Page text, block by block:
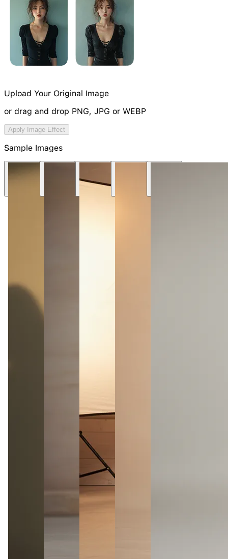
Upload Your Original Image
or drag and drop PNG, JPG or WEBP
Try Image Generation Model
NEW
Apply Image Effect
Sample Images